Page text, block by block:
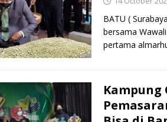
BATU (
bersama
pertama